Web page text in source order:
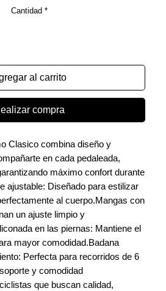
Cantidad *
al carrito
compra
Clasico combina diseño y
en cada pedaleada,
máximo confort durante
ajustable: Diseñado para estilizar
al cuerpo.Mangas con
un ajuste limpio y
en las piernas: Mantiene el
mayor comodidad.Badana
Perfecta para recorridos de 6
y comodidad
que buscan calidad,